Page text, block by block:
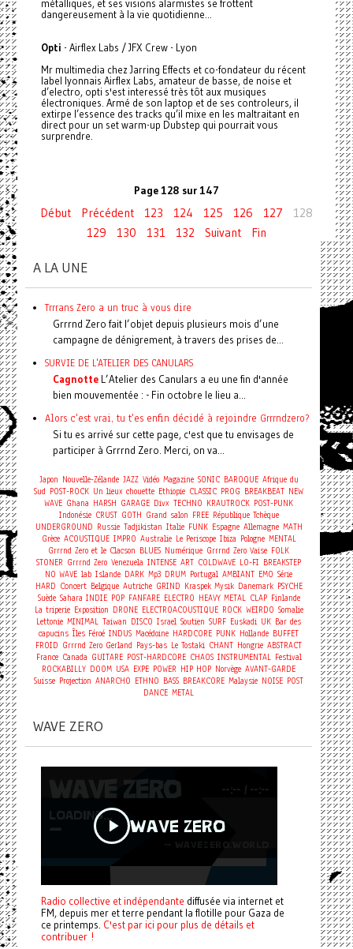
métalliques, et ses visions alarmistes se frottent
dangereusement à la vie quotidienne...
Opti - Airflex Labs / JFX Crew - Lyon
Mr multimedia chez Jarring Effects et co-fondateur du récent
label lyonnais Airflex Labs, amateur de basse, de noise et
d’electro, opti s'est interessé très tôt aux musiques
électroniques. Armé de son laptop et de ses controleurs, il
extirpe l’essence des tracks qu’il mixe en les maltraitant en
direct pour un set warm-up Dubstep qui pourrait vous
surprendre.
Page 128 sur 147
Début Précédent 123 124 125 126 127
128
129
130 131 132 Suivant Fin
A LA UNE
Trrrans Zero a un truc à vous dire
Grrrnd Zero fait l’objet depuis plusieurs mois d’une
campagne de dénigrement, à travers des prises de...
SURVIE DE L'ATELIER DES CANULARS
CagnotteL’Atelier des Canulars a eu une fin d'année
bien mouvementée : - Fin octobre le lieu a...
Alors c'est vrai, tu t'es enfin décidé à rejoindre Grrrndzero?
Si tu es arrivé sur cette page, c'est que tu envisages de
participer à Grrrnd Zero. Merci, on va...
Japon Nouvelle-Zélande JAZZ Vidéo Magazine SONIC BAROQUE Afrique du
Sud POST-ROCK Un lieux chouette Ethiopie CLASSIC PROG BREAKBEAT NEW
WAVE Ghana HARSH GARAGE Divx TECHNO KRAUTROCK POST-PUNK
Indonésie CRUST GOTH Grand salon FREE République Tchèque
UNDERGROUND Russie Tadjikistan Italie FUNK Espagne Allemagne MATH
Grèce ACOUSTIQUE IMPRO Australie Le Periscope Ibiza Pologne MENTAL
Grrrnd Zero et le Clacson BLUES Numérique Grrrnd Zero Vaise FOLK
STONER Grrrnd Zero Venezuela INTENSE ART COLDWAVE LO-FI BREAKSTEP
NO WAVE lab Islande DARK Mp3 DRUM Portugal AMBIANT EMO Série
HARD Concert Belgique Autriche GRIND Kraspek Mysik Danemark PSYCHE
Suède Sahara INDIE POP FANFARE ELECTRO HEAVY METAL CLAP Finlande
La triperie Exposition DRONE ELECTROACOUSTIQUE ROCK WEIRDO Somalie
Lettonie MINIMAL Taiwan DISCO Israel Soutien SURF Euskadi UK Bar des
capucins Îles Féroé INDUS Macédoine HARDCORE PUNK Hollande BUFFET
FROID Grrrnd Zero Gerland Pays-bas Le Tostaki CHANT Hongrie ABSTRACT
France Canada GUITARE POST-HARDCORE CHAOS INSTRUMENTAL Festival
ROCKABILLY DOOM USA EXPE POWER HIP HOP Norvège AVANT-GARDE
Suisse Projection ANARCHO ETHNO BASS BREAKCORE Malaysie NOISE POST
DANCE METAL
WAVE ZERO
Radio collective et indépendante diffusée via internet et
FM, depuis mer et terre pendant la flotille pour Gaza de
ce printemps. C'est par ici pour plus de détails et
contribuer !